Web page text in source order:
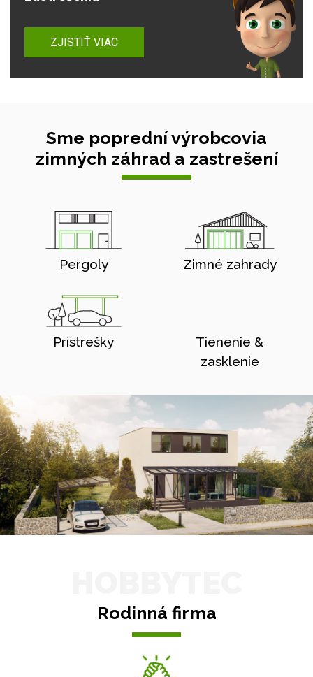
ZJISTIŤ VIAC
Sme poprední výrobcovia
zimných záhrad a zastrešení
Pergoly Zimné zahrady
Prístrešky
Tienenie &
zasklenie
Rodinná firma